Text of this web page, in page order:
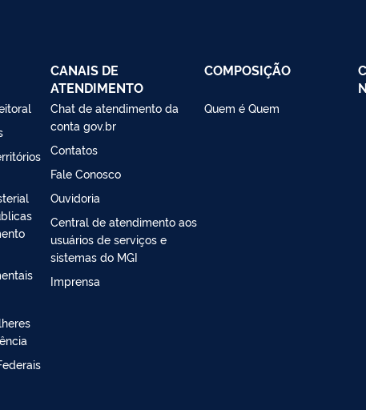
CANAIS DE
ATENDIMENTO
Chat de atendimento da
conta gov.br
Contatos
Fale Conosco
Ouvidoria
Central de atendimento aos
usuários de serviços e
sistemas do MGI
Imprensa
COMPOSIÇÃO
Quem é Quem